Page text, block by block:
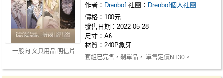
一般向 文具用品 明信片
作者： Drenbof 社團： Drenbof個人社團
價格：100元
發售日期：2022-05-28
尺寸：A6
材質：240P象牙
套組已完售，剩單品， 單售定價NT30。